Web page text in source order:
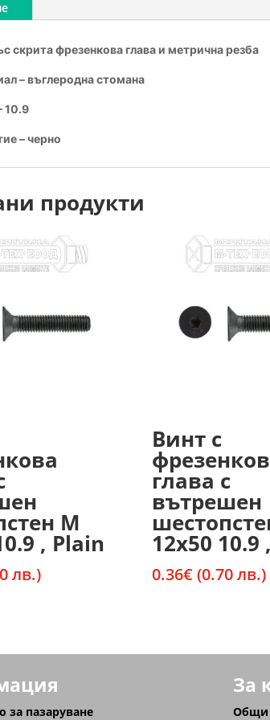
скрита фрезенкова глава и метрична резба
– въглеродна стомана
10.9
– черно
продукти
М
, Plain
лв.)
Винт с
глава с
вътрешен
12х50 10.9
0.36€ (0.70 лв.)
за пазаруване
За
Общи